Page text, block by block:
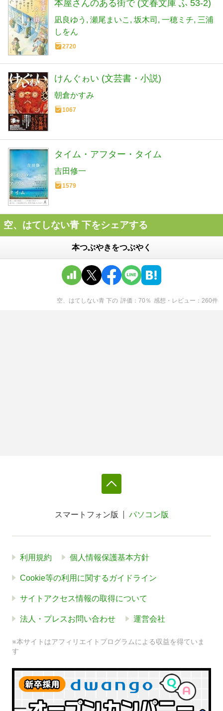
本屋さんのある街で (文春文庫 ふ 53-2)
凪良ゆう 瀬尾まいこ 坂木司 一穂ミチ 三浦
しをん
2720
けんぐゎい (文芸書・小説)
朝倉かすみ
1067
タイム・アフター・タイム
吉田修一
1579
空、はてしない青 下をシェアする
本つぶやきをつぶやく
空、はてしない青 下の 評価 70 ％ 感想・レビュー 260件
スマートフォン版 パソコン版
利用規約 個人情報保護基本方針
Cookie等の利用に関するガイドライン
サイトアクセス情報の取得について
法人・プレスお問い合わせ 運営会社
※本サイトはアフィリエイトプログラムによる収益を得ていま
す